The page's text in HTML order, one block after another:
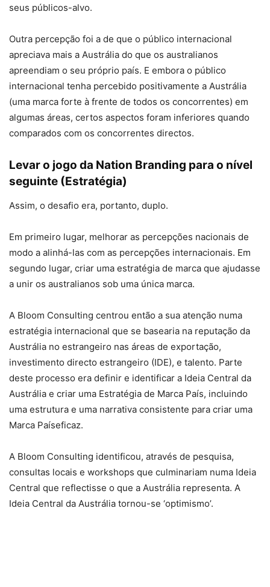
seus públicos-alvo.
Outra percepção foi a de que o público internacional
apreciava mais a Austrália do que os australianos
apreendiam o seu próprio país. E embora o público
internacional tenha percebido positivamente a Austrália
(uma marca forte à frente de todos os concorrentes) em
algumas áreas, certos aspectos foram inferiores quando
comparados com os concorrentes directos.
Levar o jogo da Nation Branding para o nível
seguinte (Estratégia)
Assim, o desafio era, portanto, duplo.
Em primeiro lugar, melhorar as percepções nacionais de
modo a alinhá-las com as percepções internacionais. Em
segundo lugar, criar uma estratégia de marca que ajudasse
a unir os australianos sob uma única marca.
A Bloom Consulting centrou então a sua atenção numa
estratégia internacional que se basearia na reputação da
Austrália no estrangeiro nas áreas de exportação,
investimento directo estrangeiro (IDE), e talento. Parte
deste processo era definir e identificar a Ideia Central da
Austrália e criar uma Estratégia de Marca País, incluindo
uma estrutura e uma narrativa consistente para criar uma
Marca Paíseficaz.
A Bloom Consulting identificou, através de pesquisa,
consultas locais e workshops que culminariam numa Ideia
Central que reflectisse o que a Austrália representa. A
Ideia Central da Austrália tornou-se ‘optimismo’.